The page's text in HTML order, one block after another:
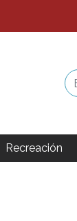
Recreación